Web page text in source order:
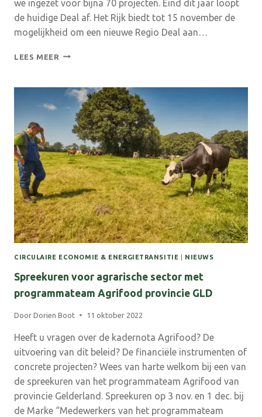
we ingezet voor bijna 70 projecten. Eind dit jaar loopt
de huidige Deal af. Het Rijk biedt tot 15 november de
mogelijkheid om een nieuwe Regio Deal aan…
LEES MEER UITNODIGING
REGIO
DEAL
AANVRAAG
OKTOBER
2022
CIRCULAIRE ECONOMIE & ENERGIETRANSITIE NIEUWS
Spreekuren voor agrarische sector met
programmateam Agrifood provincie GLD
Door Dorien Boot 11 oktober 2022
Heeft u vragen over de kadernota Agrifood? De
uitvoering van dit beleid? De financiële instrumenten of
concrete projecten? Wees van harte welkom bij een van
de spreekuren van het programmateam Agrifood van
provincie Gelderland. Spreekuren op 3 nov. en 1 dec. bij
de Marke “Medewerkers van het programmateam